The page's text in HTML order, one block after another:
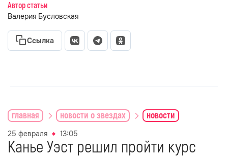
Автор статьи
Валерия Бусловская
Ссылка
главная новости о звездах новости
25 февраля 13:05
Канье Уэст решил пройти курс